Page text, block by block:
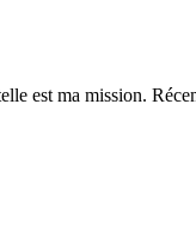
est ma mission.